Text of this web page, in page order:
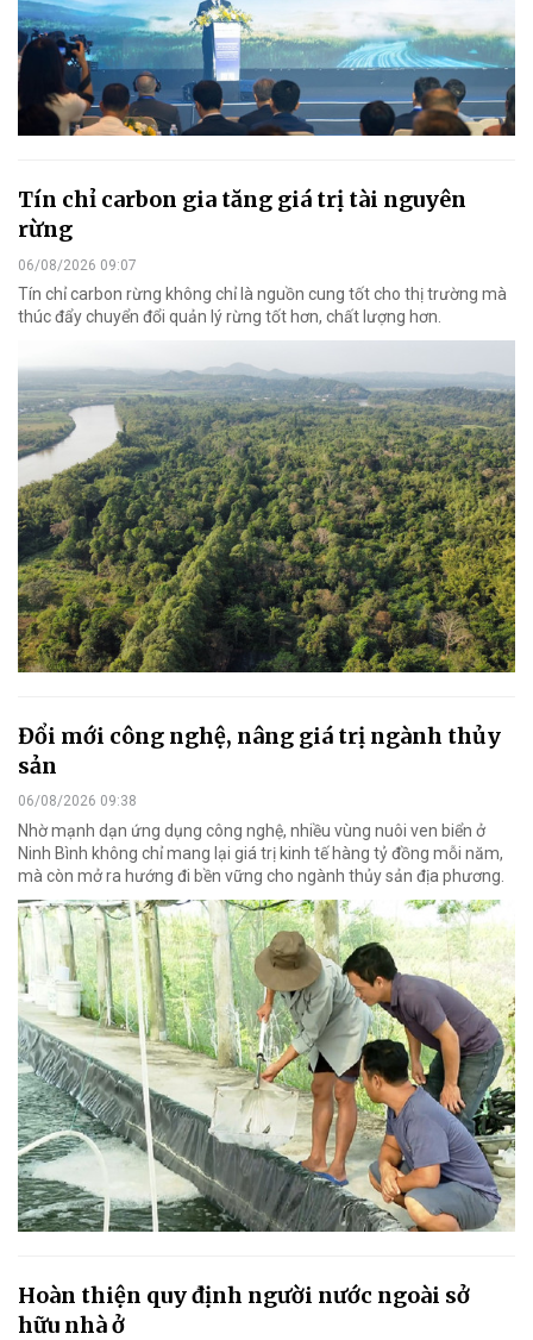
Tín chỉ carbon gia tăng giá trị tài nguyên
rừng
06/08/2026 09:07
Tín chỉ carbon rừng không chỉ là nguồn cung tốt cho thị trường mà
thúc đẩy chuyển đổi quản lý rừng tốt hơn, chất lượng hơn.
Đổi mới công nghệ, nâng giá trị ngành thủy
sản
06/08/2026 09:38
Nhờ mạnh dạn ứng dụng công nghệ, nhiều vùng nuôi ven biển ở
Ninh Bình không chỉ mang lại giá trị kinh tế hàng tỷ đồng mỗi năm,
mà còn mở ra hướng đi bền vững cho ngành thủy sản địa phương.
Hoàn thiện quy định người nước ngoài sở
hữu nhà ở